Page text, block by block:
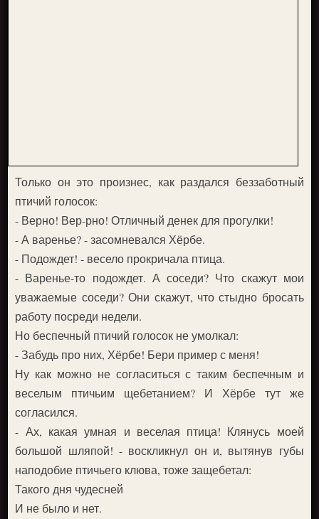
Только он это произнес, как раздался беззаботный
птичий голосок:
- Верно! Вер-рно! Отличный денек для прогулки!
- А варенье? - засомневался Хёрбе.
- Подождет! - весело прокричала птица.
- Варенье-то подождет. А соседи? Что скажут мои
уважаемые соседи? Они скажут, что стыдно бросать
работу посреди недели.
Но беспечный птичий голосок не умолкал:
- Забудь про них, Хёрбе! Бери пример с меня!
Ну как можно не согласиться с таким беспечным и
веселым птичьим щебетанием? И Хёрбе тут же
согласился.
- Ах, какая умная и веселая птица! Клянусь моей
большой шляпой! - воскликнул он и, вытянув губы
наподобие птичьего клюва, тоже защебетал:
Такого дня чудесней
И не было и нет.